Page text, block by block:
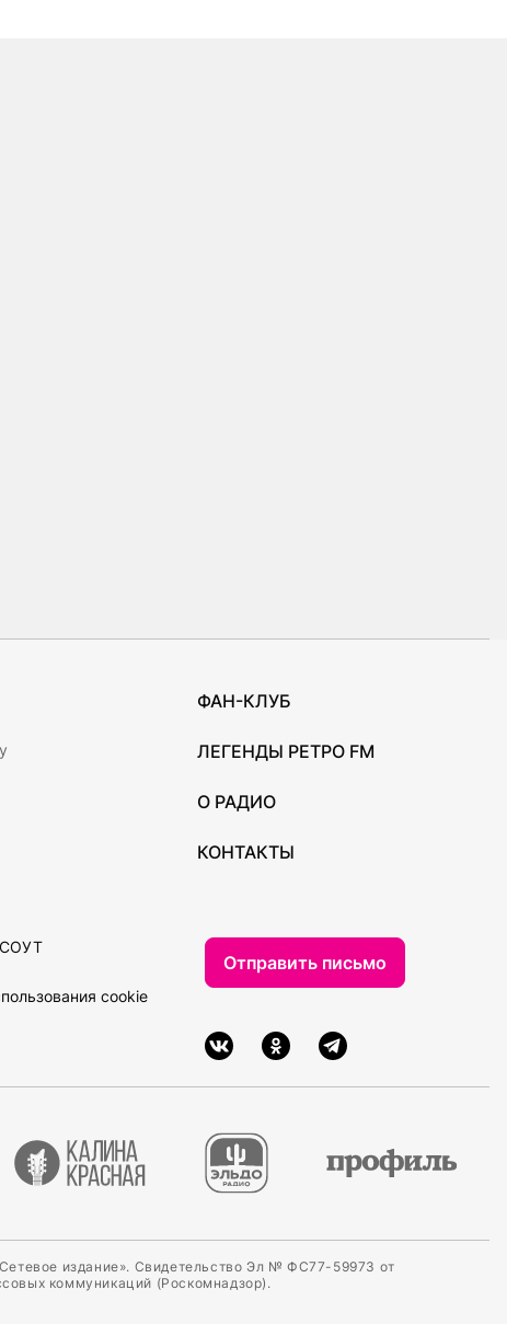
ФАН-КЛУБ
ЛЕГЕНДЫ РЕТРО FM
О РАДИО
КОНТАКТЫ
СОУТ
cookie
Отправить письмо
издание». Свидетельство Эл № ФС77-59973 от
коммуникаций (Роскомнадзор).